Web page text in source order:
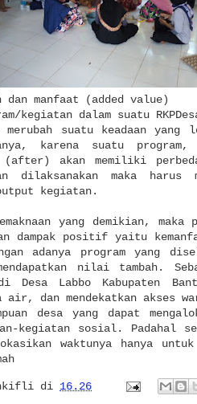
dan manfaat (added value)
kegiatan dalam suatu
suatu keadaan
karena suatu
(after) akan memiliki
dilaksanakan maka harus
kegiatan.
yang demikian,
dampak positif yaitu
adanya program yang
nilai tambah.
Desa Labbo Kabupaten
air, dan mendekatkan akses
desa yang dapat
kegiatan sosial. Padahal
waktunya hanya
di 16.26